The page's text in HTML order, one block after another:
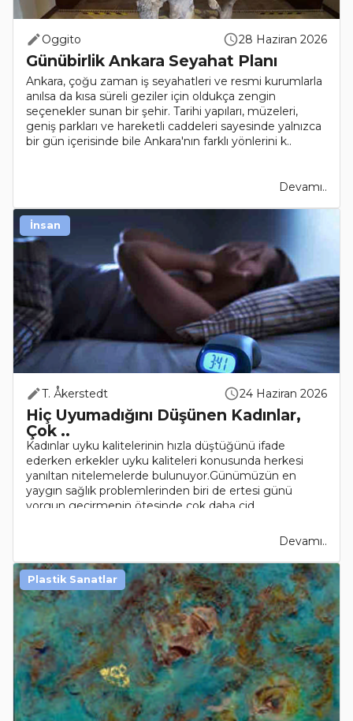
Oggito 28 Haziran 2026
Günübirlik Ankara Seyahat Planı
Ankara, çoğu zaman iş seyahatleri ve resmi kurumlarla
anılsa da kısa süreli geziler için oldukça zengin
seçenekler sunan bir şehir. Tarihi yapıları, müzeleri,
geniş parkları ve hareketli caddeleri sayesinde yalnızca
bir gün içerisinde bile Ankara'nın farklı yönlerini k..
Devamı..
T. Åkerstedt 24 Haziran 2026
Hiç Uyumadığını Düşünen Kadınlar,
Çok ..
Kadınlar uyku kalitelerinin hızla düştüğünü ifade
ederken erkekler uyku kaliteleri konusunda herkesi
yanıltan nitelemelerde bulunuyor.Günümüzün en
yaygın sağlık problemlerinden biri de ertesi günü
yorgun geçirmenin ötesinde çok daha cid..
Devamı..
İnsan
Plastik Sanatlar